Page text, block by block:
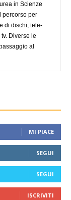
in Scienze
percorso per
di dischi, tele-
Diverse le
al
MI PIACE
SEGUI
SEGUI
ISCRIVITI